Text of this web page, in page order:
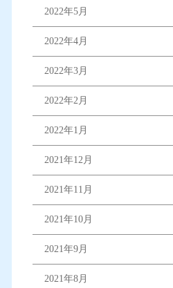
2022年5月
2022年4月
2022年3月
2022年2月
2022年1月
2021年12月
2021年11月
2021年10月
2021年9月
2021年8月